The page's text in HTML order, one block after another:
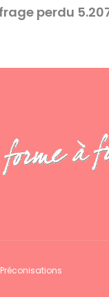
perdu
Préconisations